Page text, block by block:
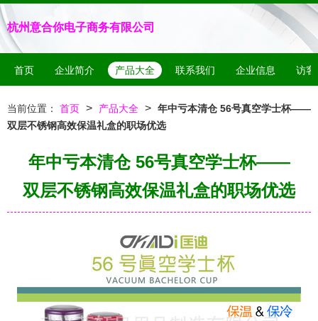
杭州意合你电子商务有限公司
首页 企业简介 产品大全 联系我们 企业信息 访客
当前位置： 首页 > 产品大全 > 年中亏本清仓 56号真空学士杯——
双层不锈钢高效保温礼盒的职场优选
年中亏本清仓 56号真空学士杯——
双层不锈钢高效保温礼盒的职场优选